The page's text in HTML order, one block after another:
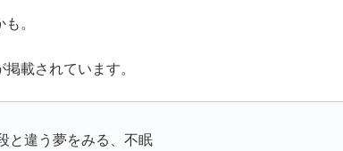
。
載されています。
と違う夢をみる、不眠